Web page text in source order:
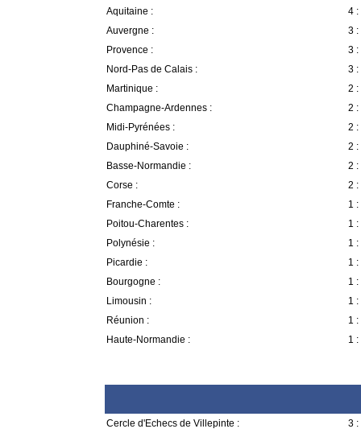
Aquitaine :
4 :
Auvergne :
3 :
Provence :
3 :
Nord-Pas de Calais :
3 :
Martinique :
2 :
Champagne-Ardennes :
2 :
Midi-Pyrénées :
2 :
Dauphiné-Savoie :
2 :
Basse-Normandie :
2 :
Corse :
2 :
Franche-Comte :
1 :
Poitou-Charentes :
1 :
Polynésie :
1 :
Picardie :
1 :
Bourgogne :
1 :
Limousin :
1 :
Réunion :
1 :
Haute-Normandie :
1 :
Cercle d'Echecs de Villepinte :
3 :